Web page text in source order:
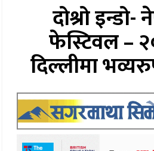
दोश्रो इन्डो-
फेस्टिवल –
दिल्लीमा